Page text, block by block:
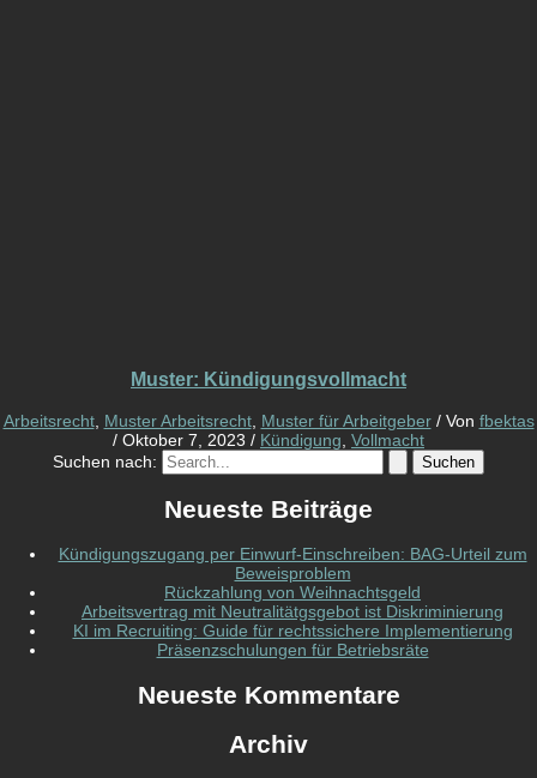
Muster: Kündigungsvollmacht
Arbeitsrecht, Muster Arbeitsrecht, Muster für Arbeitgeber/ Von fbektas
/ Oktober 7, 2023 / Kündigung Vollmacht
Suchen nach:
Neueste Beiträge
Kündigungszugang per Einwurf-Einschreiben: BAG-Urteil zum
Beweisproblem
Rückzahlung von Weihnachtsgeld
Arbeitsvertrag mit Neutralitätgsgebot ist Diskriminierung
KI im Recruiting: Guide für rechtssichere Implementierung
Präsenzschulungen für Betriebsräte
Neueste Kommentare
Archiv